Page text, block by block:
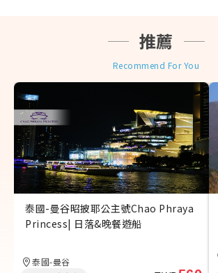
推薦
Recommend For You
泰國-曼谷昭披耶公主號Chao Phraya
Princess| 日落&晚餐遊船
泰國-曼谷